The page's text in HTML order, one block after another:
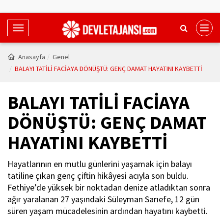
T
o
g
g
N
v
i
g
t
i
Anasayfa
Genel
BALAYI TATİLİ FACİAYA DÖNÜŞTÜ: GENÇ DAMAT HAYATINI KAYBETTİ
BALAYI TATİLİ FACİAYA
DÖNÜŞTÜ: GENÇ DAMAT
HAYATINI KAYBETTİ
Hayatlarının en mutlu günlerini yaşamak için balayı
tatiline çıkan genç çiftin hikâyesi acıyla son buldu.
Fethiye’de yüksek bir noktadan denize atladıktan sonra
ağır yaralanan 27 yaşındaki Süleyman Sarıefe, 12 gün
süren yaşam mücadelesinin ardından hayatını kaybetti.